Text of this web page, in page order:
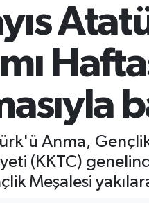
Anma,
(KKTC)
Meşalesi